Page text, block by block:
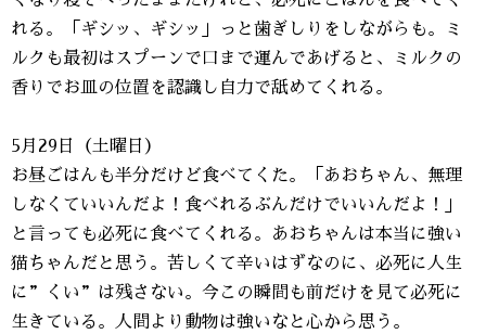
れる。「ギシッ、ギシッ」っと歯ぎしりをしながらも。ミ
ルクも最初はスプーンで口まで運んであげると、ミルクの
香りでお皿の位置を認識し自力で舐めてくれる。
5月29日（土曜日）
お昼ごはんも半分だけど食べてくた。「あおちゃん、無理
しなくていいんだよ！食べれるぶんだけでいいんだよ！」
と言っても必死に食べてくれる。あおちゃんは本当に強い
猫ちゃんだと思う。苦しくて辛いはずなのに、必死に人生
に”くい”は残さない。今この瞬間も前だけを見て必死に
生きている。人間より動物は強いなと心から思う。